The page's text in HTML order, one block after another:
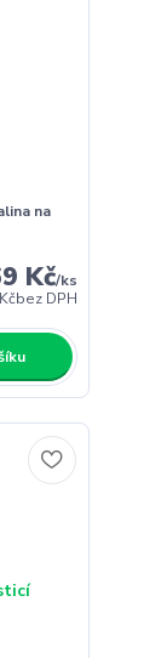
na
Kč/ks
bez DPH